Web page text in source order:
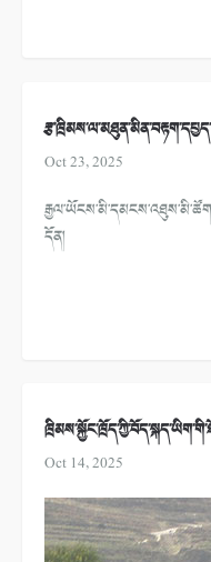
Oct 23, 2025
དོན།
Oct 14, 2025